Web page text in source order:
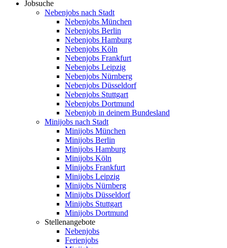
Jobsuche
Nebenjobs nach Stadt
Nebenjobs München
Nebenjobs Berlin
Nebenjobs Hamburg
Nebenjobs Köln
Nebenjobs Frankfurt
Nebenjobs Leipzig
Nebenjobs Nürnberg
Nebenjobs Düsseldorf
Nebenjobs Stuttgart
Nebenjobs Dortmund
Nebenjob in deinem Bundesland
Minijobs nach Stadt
Minijobs München
Minijobs Berlin
Minijobs Hamburg
Minijobs Köln
Minijobs Frankfurt
Minijobs Leipzig
Minijobs Nürnberg
Minijobs Düsseldorf
Minijobs Stuttgart
Minijobs Dortmund
Stellenangebote
Nebenjobs
Ferienjobs